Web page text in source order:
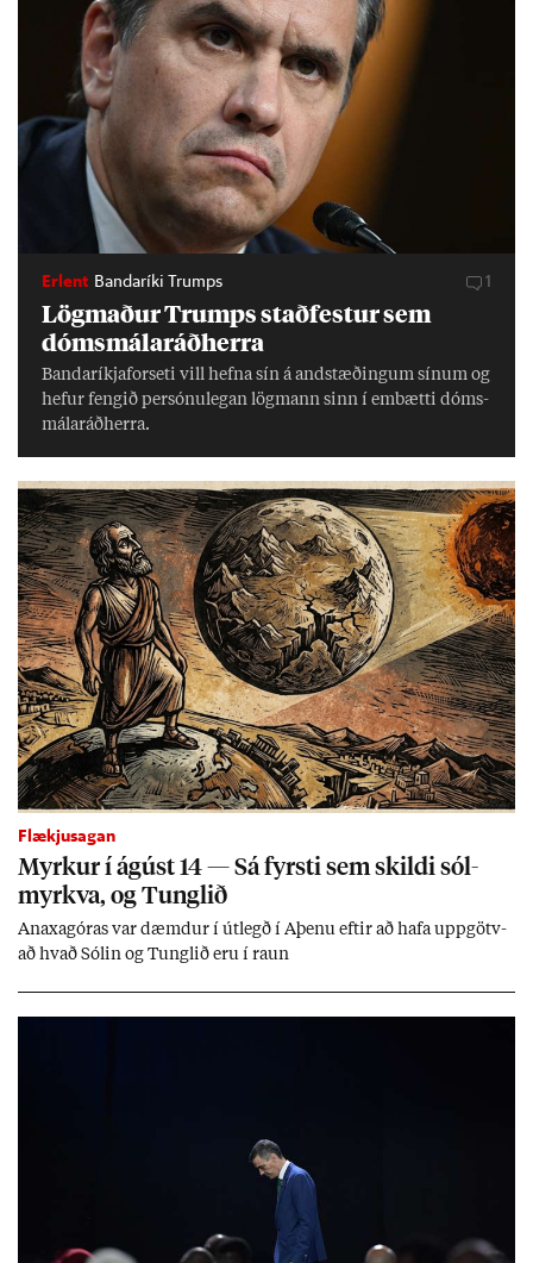
Erlent Bandaríki Trumps 1
Lög­mað­ur Trumps stað­fest­ur sem
dóms­mála­ráð­herra
Banda­ríkja­for­seti vill hefna sín á and­stæð­ing­um sín­um og
hef­ur feng­ið per­sónu­leg­an lög­mann sinn í embætti dóms­
mála­ráð­herra.
Flækjusagan
Myrk­ur í ág­úst 14 — Sá fyrsti sem skildi sól­
myrkva, og Tungl­ið
An­axagór­as var dæmd­ur í út­legð í Aþenu eft­ir að hafa upp­götv­
að hvað Sól­in og Tungl­ið eru í raun